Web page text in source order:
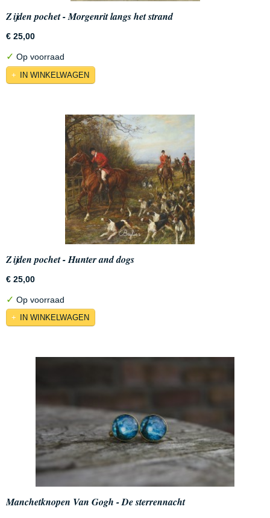
Zijden pochet - Morgenrit langs het strand
€ 25,00
✓ Op voorraad
IN WINKELWAGEN
Zijden pochet - Hunter and dogs
€ 25,00
✓ Op voorraad
IN WINKELWAGEN
Manchetknopen Van Gogh - De sterrennacht